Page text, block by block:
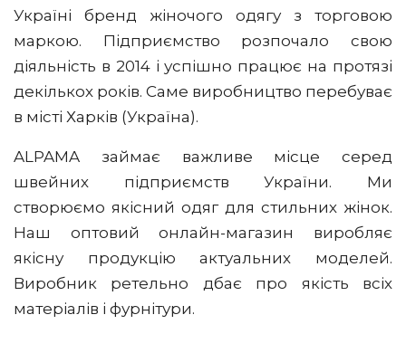
Україні бренд жіночого одягу з торговою
маркою. Підприємство розпочало свою
діяльність в 2014 і успішно працює на протязі
декількох років. Саме виробництво перебуває
в місті Харків (Україна).
ALPAMA займає важливе місце серед
швейних підприємств України. Ми
створюємо якісний одяг для стильних жінок.
Наш оптовий онлайн-магазин виробляє
якісну продукцію актуальних моделей.
Виробник ретельно дбає про якість всіх
матеріалів і фурнітури.